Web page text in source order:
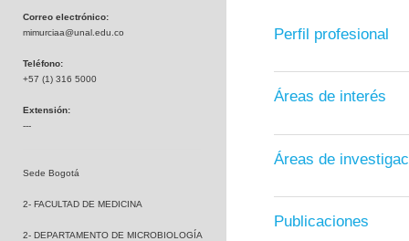
Correo electrónico:
mimurciaa@unal.edu.co
Teléfono:
+57 (1) 316 5000
Extensión:
---
Sede Bogotá
2- FACULTAD DE MEDICINA
2- DEPARTAMENTO DE MICROBIOLOGÍA
Perfil profesional
Áreas de interés
Áreas de
Publicaciones